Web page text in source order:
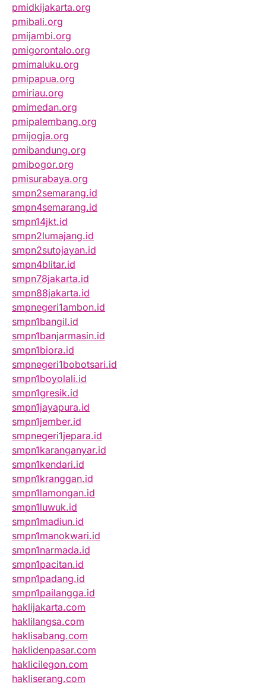
pmidkijakarta.org
pmibali.org
pmijambi.org
pmigorontalo.org
pmimaluku.org
pmipapua.org
pmiriau.org
pmimedan.org
pmipalembang.org
pmijogja.org
pmibandung.org
pmibogor.org
pmisurabaya.org
smpn2semarang.id
smpn4semarang.id
smpn14jkt.id
smpn2lumajang.id
smpn2sutojayan.id
smpn4blitar.id
smpn78jakarta.id
smpn88jakarta.id
smpnegeri1ambon.id
smpn1bangil.id
smpn1banjarmasin.id
smpn1biora.id
smpnegeri1bobotsari.id
smpn1boyolali.id
smpn1gresik.id
smpn1jayapura.id
smpn1jember.id
smpnegeri1jepara.id
smpn1karanganyar.id
smpn1kendari.id
smpn1kranggan.id
smpn1lamongan.id
smpn1luwuk.id
smpn1madiun.id
smpn1manokwari.id
smpn1narmada.id
smpn1pacitan.id
smpn1padang.id
smpn1pailangga.id
haklijakarta.com
haklilangsa.com
haklisabang.com
haklidenpasar.com
haklicilegon.com
hakliserang.com